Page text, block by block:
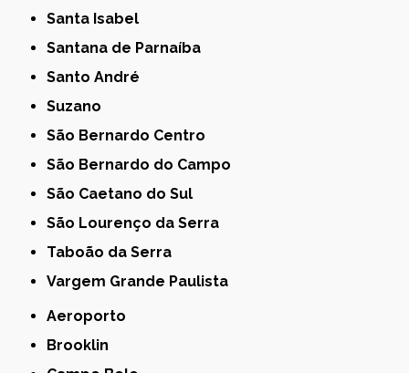
Santa Isabel
Santana de Parnaíba
Santo André
Suzano
São Bernardo Centro
São Bernardo do Campo
São Caetano do Sul
São Lourenço da Serra
Taboão da Serra
Vargem Grande Paulista
Aeroporto
Brooklin